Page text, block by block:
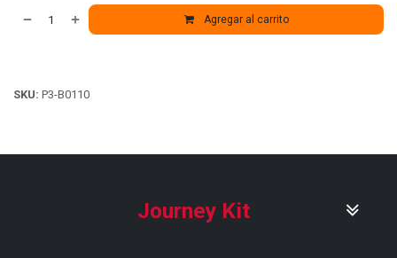
Agregar al carrito
SKU: P3-B0110
Journey Kit